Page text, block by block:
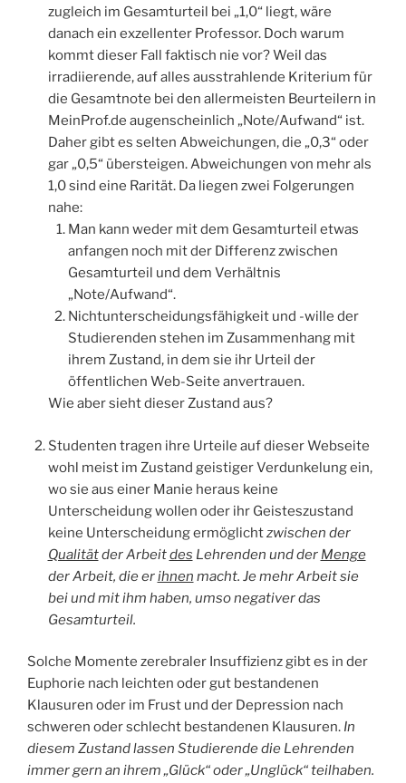
zugleich im Gesamturteil bei „1,0“ liegt, wäre
danach ein exzellenter Professor. Doch warum
kommt dieser Fall faktisch nie vor? Weil das
irradiierende, auf alles ausstrahlende Kriterium für
die Gesamtnote bei den allermeisten Beurteilern in
MeinProf.de augenscheinlich „Note/Aufwand“ ist.
Daher gibt es selten Abweichungen, die „0,3“ oder
gar „0,5“ übersteigen. Abweichungen von mehr als
1,0 sind eine Rarität. Da liegen zwei Folgerungen
nahe:
Man kann weder mit dem Gesamturteil etwas
anfangen noch mit der Differenz zwischen
Gesamturteil und dem Verhältnis
„Note/Aufwand“.
Nichtunterscheidungsfähigkeit und -wille der
Studierenden stehen im Zusammenhang mit
ihrem Zustand, in dem sie ihr Urteil der
öffentlichen Web-Seite anvertrauen.
Wie aber sieht dieser Zustand aus?
Studenten tragen ihre Urteile auf dieser Webseite
wohl meist im Zustand geistiger Verdunkelung ein,
wo sie aus einer Manie heraus keine
Unterscheidung wollen oder ihr Geisteszustand
keine Unterscheidung ermöglichtzwischen der
Qualitätder Arbeitdes Lehrenden und der Menge
der Arbeit, die erihnen macht. Je mehr Arbeit sie
bei und mit ihm haben, umso negativer das
Gesamturteil.
Solche Momente zerebraler Insuffizienz gibt es in der
Euphorie nach leichten oder gut bestandenen
Klausuren oder im Frust und der Depression nach
schweren oder schlecht bestandenen Klausuren. In
diesem Zustand lassen Studierende die Lehrenden
immer gern an ihrem „Glück“ oder „Unglück“ teilhaben.